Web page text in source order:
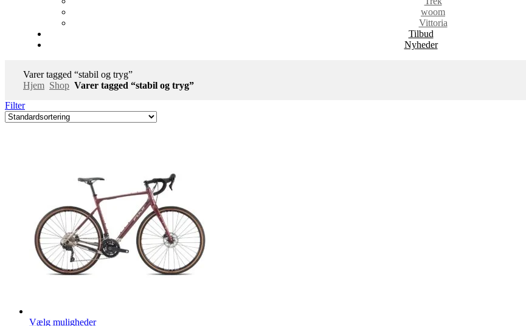
woom
Vittoria
Tilbud
Nyheder
Varer tagged “stabil og tryg”
Hjem Shop Varer tagged “stabil og tryg”
Filter
Vælg muligheder